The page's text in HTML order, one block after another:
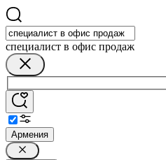
специалист в офис продаж
Армения